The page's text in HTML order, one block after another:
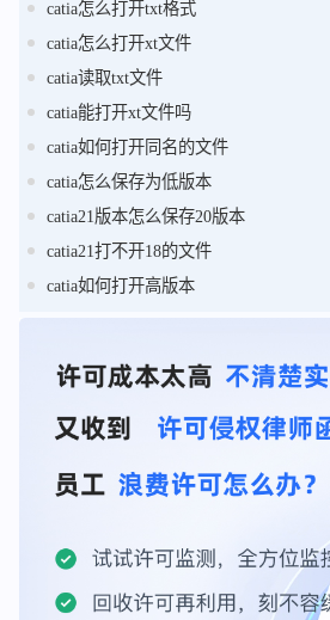
catia怎么打开txt格式
catia怎么打开xt文件
catia读取txt文件
catia能打开xt文件吗
catia如何打开同名的文件
catia怎么保存为低版本
catia21版本怎么保存20版本
catia21打不开18的文件
catia如何打开高版本